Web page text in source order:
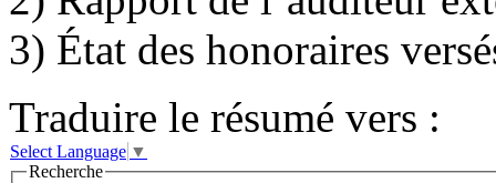
3) État des honoraires
Traduire le résumé vers :
Select Language ▼
Recherche